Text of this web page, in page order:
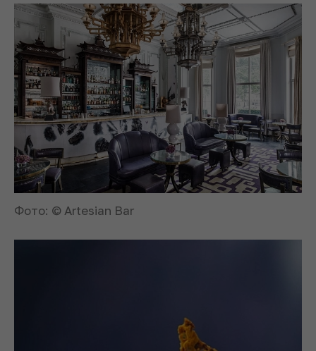
Фото: © Artesian Bar